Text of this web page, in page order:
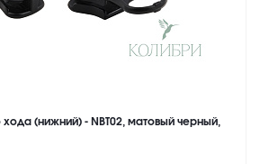
хода (нижний) - NBT02, матовый черный,